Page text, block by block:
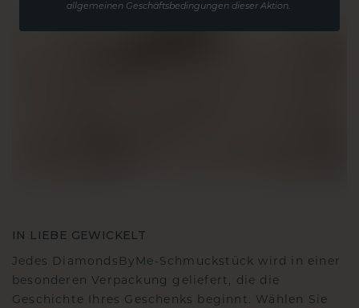
IN LIEBE GEWICKELT
Jedes DiamondsByMe-Schmuckstück wird in einer
besonderen Verpackung geliefert, die die
Geschichte Ihres Geschenks beginnt. Wählen Sie
allgemeinen Geschäftsbedingungen dieser Aktion.